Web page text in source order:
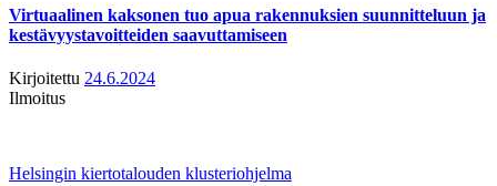
Virtuaalinen kaksonen tuo apua rakennuksien suunnitteluun ja
kestävyystavoitteiden saavuttamiseen
Kirjoitettu 24.6.2024
Ilmoitus
Helsingin kiertotalouden klusteriohjelma